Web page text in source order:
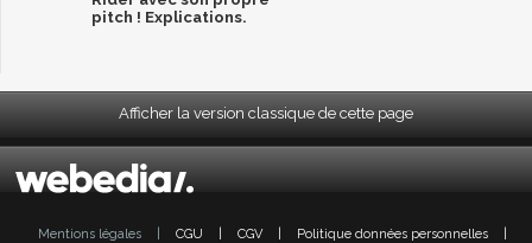
pitch ! Explications.
Afficher la version classique de cette page
Mentions légales CGU CGV Politique données personnelles